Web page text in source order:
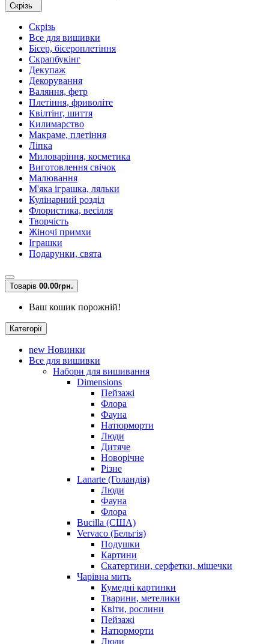
Скрізь
Скрізь
Все для вишивки
Бісер, бісероплетіння
Скрапбукінг
Декупаж
Декорування
Валяння, фетр
Плетіння, фриволіте
Квілтінг, шиття
Килимарство
Макраме, плетіння
Ліпка
Миловаріння, косметика
Виготовлення свічок
Малювання
М'яка іграшка, ляльки
Кулінарний розділ
Флористика, весілля
Творчість
Жіночі примхи
Іграшки
Подарунки, свята
Товарів 00.00грн.
Ваш кошик порожній!
Категорії
new Новинки
Все для вишивки
Набори для вишивання
Dimensions
Пейзажі
Флора
Фауна
Натюрморти
Люди
Дитяче
Новорічне
Різне
Lanarte (Голандія)
Люди
Фауна
Флора
Bucilla (США)
Vervaco (Бельгія)
Подушки
Картини
Скатертини, серфетки, мішечки
Чарiвна мить
Кумедні картинки
Тварини, метелики
Квіти, рослини
Пейзажі
Натюрморти
Люди